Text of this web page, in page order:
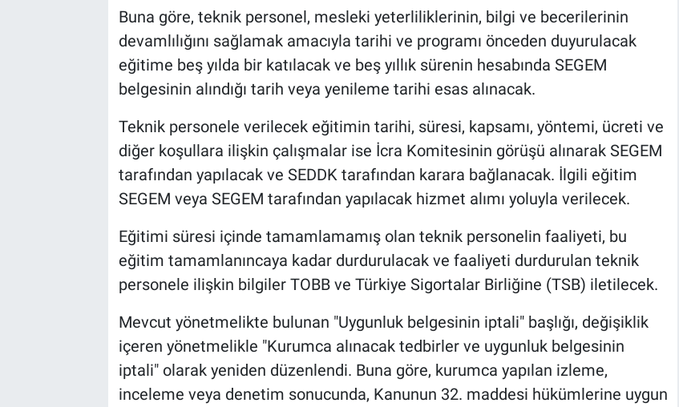
Buna göre, teknik personel, mesleki yeterliliklerinin, bilgi ve becerilerinin
devamlılığını sağlamak amacıyla tarihi ve programı önceden duyurulacak
eğitime beş yılda bir katılacak ve beş yıllık sürenin hesabında SEGEM
belgesinin alındığı tarih veya yenileme tarihi esas alınacak.
Teknik personele verilecek eğitimin tarihi, süresi, kapsamı, yöntemi, ücreti ve
diğer koşullara ilişkin çalışmalar ise İcra Komitesinin görüşü alınarak SEGEM
tarafından yapılacak ve SEDDK tarafından karara bağlanacak. İlgili eğitim
SEGEM veya SEGEM tarafından yapılacak hizmet alımı yoluyla verilecek.
Eğitimi süresi içinde tamamlamamış olan teknik personelin faaliyeti, bu
eğitim tamamlanıncaya kadar durdurulacak ve faaliyeti durdurulan teknik
personele ilişkin bilgiler TOBB ve Türkiye Sigortalar Birliğine (TSB) iletilecek.
Mevcut yönetmelikte bulunan "Uygunluk belgesinin iptali" başlığı, değişiklik
içeren yönetmelikle "Kurumca alınacak tedbirler ve uygunluk belgesinin
iptali" olarak yeniden düzenlendi. Buna göre, kurumca yapılan izleme,
inceleme veya denetim sonucunda, Kanunun 32. maddesi hükümlerine uygun